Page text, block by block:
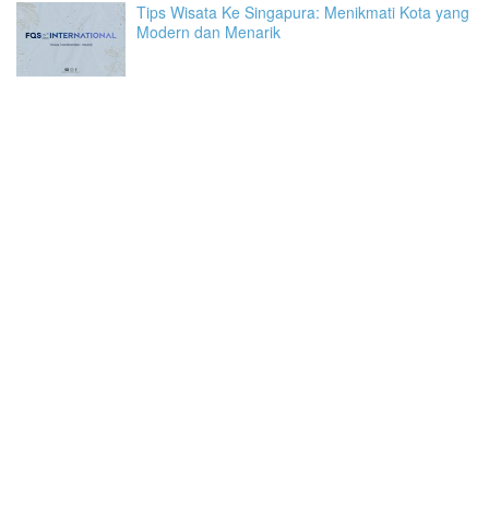
Tips Wisata Ke Singapura: Menikmati Kota yang
Modern dan Menarik